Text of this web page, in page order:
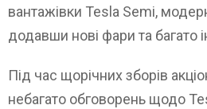
вантажівки Tesla Semi,
додавши нові фари та багато
Під час щорічних зборів
небагато обговорень щодо